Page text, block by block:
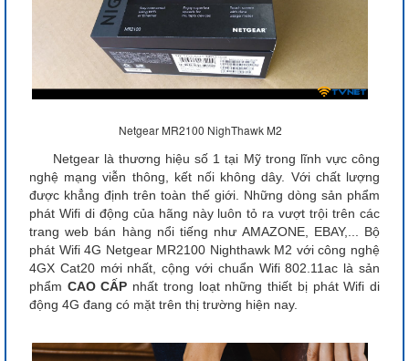
Netgear MR2100 NighThawk M2
Netgear là thương hiệu số 1 tại Mỹ trong lĩnh vực công
nghệ mạng viễn thông, kết nối không dây. Với chất lượng
được khẳng định trên toàn thế giới. Những dòng sản phẩm
phát Wifi di động của hãng này luôn tỏ ra vượt trội trên các
trang web bán hàng nổi tiếng như AMAZONE, EBAY,... Bộ
phát Wifi 4G Netgear MR2100 Nighthawk M2 với công nghệ
4GX Cat20 mới nhất, cộng với chuẩn Wifi 802.11ac là sản
phẩm CAO CẤP nhất trong loạt những thiết bị phát Wifi di
động 4G đang có mặt trên thị trường hiện nay.